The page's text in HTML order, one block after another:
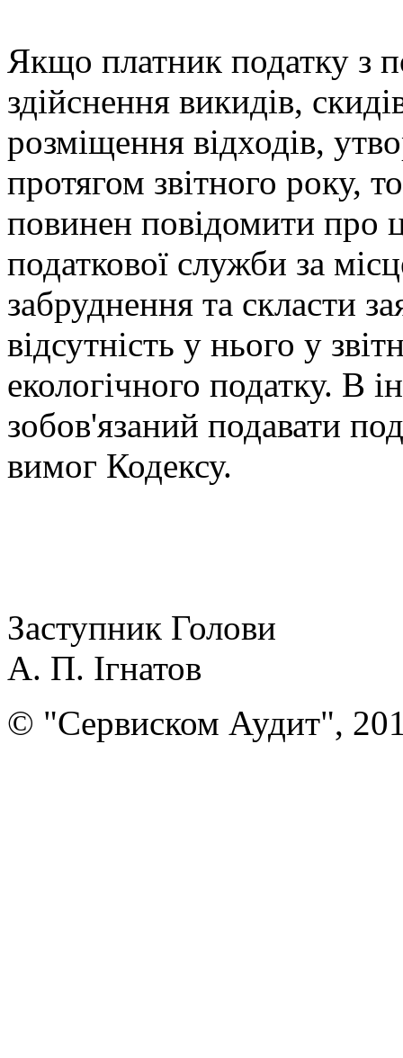
Якщо платник податку з
здійснення викидів,
розміщення відходів,
протягом звітного року,
повинен повідомити про
податкової служби за
забруднення та скласти
відсутність у нього у
екологічного податку. В
зобов'язаний подавати
вимог Кодексу.
Заступник Голови
А. П. Ігнатов
© "Сервиском Аудит",